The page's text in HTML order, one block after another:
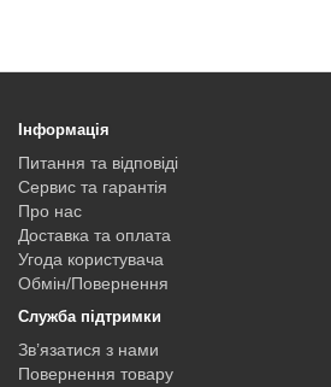
Інформація
Питання та відповіді
Сервис та гарантія
Про нас
Доставка та оплата
Угода користувача
Обмін/Повернення
Служба підтримки
Зв’язатися з нами
Повернення товару